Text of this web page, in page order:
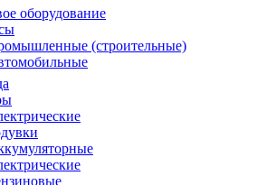
оборудование
(строительные)